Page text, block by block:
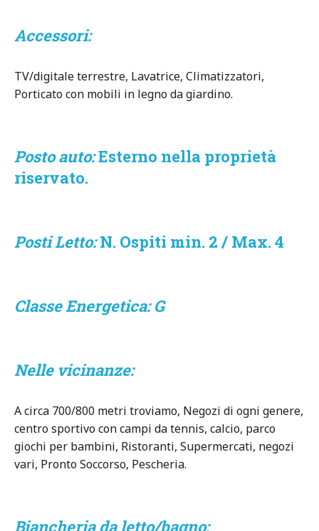
Accessori:
TV/digitale terrestre, Lavatrice, Climatizzatori,
Porticato con mobili in legno da giardino.
Posto auto:Esterno nella proprietà
riservato.
Posti Letto:N. Ospiti min. 2 / Max. 4
Classe Energetica: G
Nelle vicinanze:
A circa 700/800 metri troviamo, Negozi di ogni genere,
centro sportivo con campi da tennis, calcio, parco
giochi per bambini, Ristoranti, Supermercati, negozi
vari, Pronto Soccorso, Pescheria.
Biancheria da letto/bagno: